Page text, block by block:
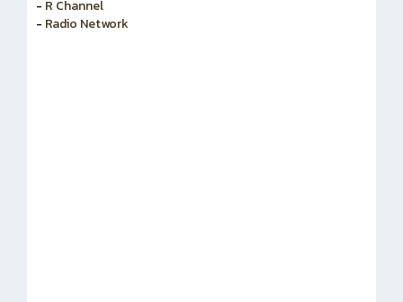
- R Channel
- Radio Network